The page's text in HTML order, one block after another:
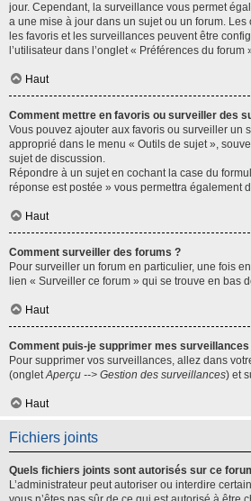
jour. Cependant, la surveillance vous permet
a une mise à jour dans un sujet ou un forum.
les favoris et les surveillances peuvent être
l’utilisateur dans l’onglet « Préférences du forum
Haut
Comment mettre en favoris ou surveiller des
Vous pouvez ajouter aux favoris ou surveiller un
approprié dans le menu « Outils de sujet »,
sujet de discussion.
Répondre à un sujet en cochant la case du
réponse est postée » vous permettra également
Haut
Comment surveiller des forums ?
Pour surveiller un forum en particulier, une fois
lien « Surveiller ce forum » qui se trouve en bas
Haut
Comment puis-je supprimer mes
Pour supprimer vos surveillances, allez dans
(ongletAperçu --> Gestion des surveillances) et
Haut
Fichiers joints
Quels fichiers joints sont autorisés sur ce
L’administrateur peut autoriser ou interdire